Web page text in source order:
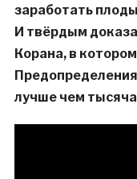
заработать
И твёрдым
Корана, в
лучше чем